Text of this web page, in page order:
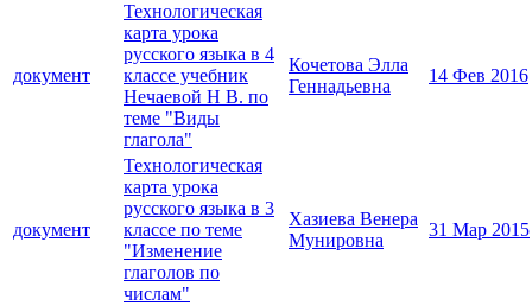
документ
Технологическая
карта урока
русского языка в 4
классе учебник
Нечаевой Н В. по
теме "Виды
глагола"
Кочетова Элла
Геннадьевна
14 Фев 2016
документ
Технологическая
карта урока
русского языка в 3
классе по теме
"Изменение
глаголов по
числам"
Хазиева Венера
Мунировна
31 Мар 2015